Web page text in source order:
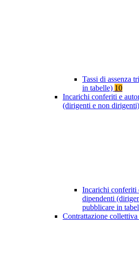
Tassi di assenza
in tabelle) 10
Incarichi conferiti e
(dirigenti e non dirigenti)
Incarichi conferiti
dipendenti
pubblicare in
Contrattazione collettiva